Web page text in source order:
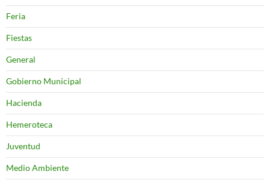
Feria
Fiestas
General
Gobierno Municipal
Hacienda
Hemeroteca
Juventud
Medio Ambiente